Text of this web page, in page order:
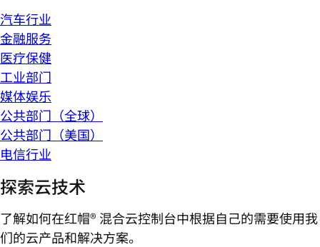
汽车行业
金融服务
医疗保健
工业部门
媒体娱乐
公共部门（全球）
公共部门（美国）
电信行业
探索云技术
了解如何在红帽® 混合云控制台中根据自己的需要使用我
们的云产品和解决方案。